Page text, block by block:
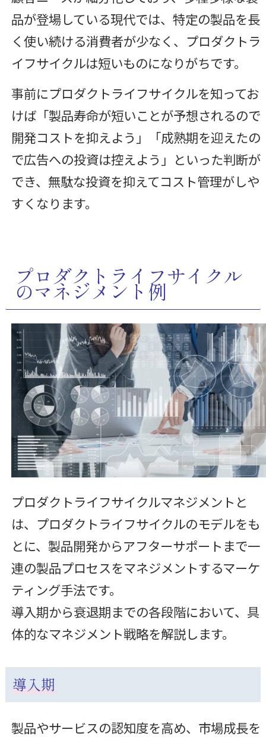
品が登場している現代では、特定の製品を長
く使い続ける消費者が少なく、プロダクトラ
イフサイクルは短いものになりがちです。
事前にプロダクトライフサイクルを知ってお
けば「製品寿命が短いことが予想されるので
開発コストを抑えよう」「成熟期を迎えたの
で広告への投資は控えよう」といった判断が
でき、無駄な投資を抑えてコスト管理がしや
すくなります。
プロダクトライフサイクル
のマネジメント例
プロダクトライフサイクルマネジメントと
は、プロダクトライフサイクルのモデルをも
とに、製品開発からアフターサポートまで一
連の製品プロセスをマネジメントするマーケ
ティング手法です。
導入期から衰退期までの各段階において、具
体的なマネジメント戦略を解説します。
導入期
製品やサービスの認知度を高め、市場成長を